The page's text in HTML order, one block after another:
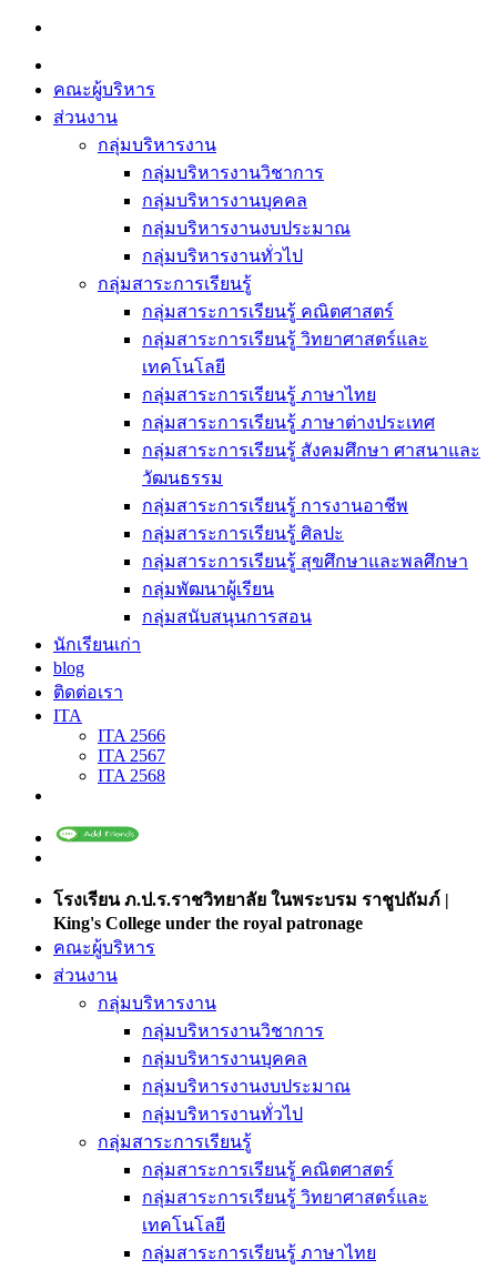
Skip
content
คณะผู้บริหาร
ส่วนงาน
กลุ่มบริหารงาน
กลุ่มบริหารงานวิชาการ
กลุ่มบริหารงานบุคคล
กลุ่มบริหารงานงบประมาณ
กลุ่มบริหารงานทั่วไป
กลุ่มสาระการเรียนรู้
กลุ่มสาระการเรียนรู้ คณิตศาสตร์
กลุ่มสาระการเรียนรู้ วิทยาศาสตร์และ
เทคโนโลยี
กลุ่มสาระการเรียนรู้ ภาษาไทย
กลุ่มสาระการเรียนรู้ ภาษาต่างประเทศ
กลุ่มสาระการเรียนรู้ สังคมศึกษา ศาสนาและ
วัฒนธรรม
กลุ่มสาระการเรียนรู้ การงานอาชีพ
กลุ่มสาระการเรียนรู้ ศิลปะ
กลุ่มสาระการเรียนรู้ สุขศึกษาและพลศึกษา
กลุ่มพัฒนาผู้เรียน
กลุ่มสนับสนุนการสอน
นักเรียนเก่า
blog
ติดต่อเรา
ITA
ITA 2566
ITA 2567
ITA 2568
โรงเรียน ภ.ป.ร.ราชวิทยาลัย ในพระบรม ราชูปถัมภ์ |
King's College under the royal patronage
คณะผู้บริหาร
ส่วนงาน
กลุ่มบริหารงาน
กลุ่มบริหารงานวิชาการ
กลุ่มบริหารงานบุคคล
กลุ่มบริหารงานงบประมาณ
กลุ่มบริหารงานทั่วไป
กลุ่มสาระการเรียนรู้
กลุ่มสาระการเรียนรู้ คณิตศาสตร์
กลุ่มสาระการเรียนรู้ วิทยาศาสตร์และ
เทคโนโลยี
กลุ่มสาระการเรียนรู้ ภาษาไทย